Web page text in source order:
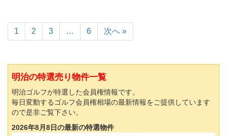
1 2 3 … 6 次へ »
明治の特選売り物件一覧
明治ゴルフが特選した会員権情報です。
毎日変動するゴルフ会員権相場の最新情報をご提供しています
ので是非ご覧下さい。
2026年8月8日の最新の特選物件